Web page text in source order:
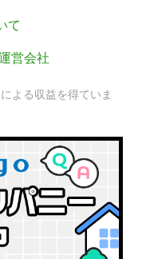
て
営会社
よる収益を得ていま